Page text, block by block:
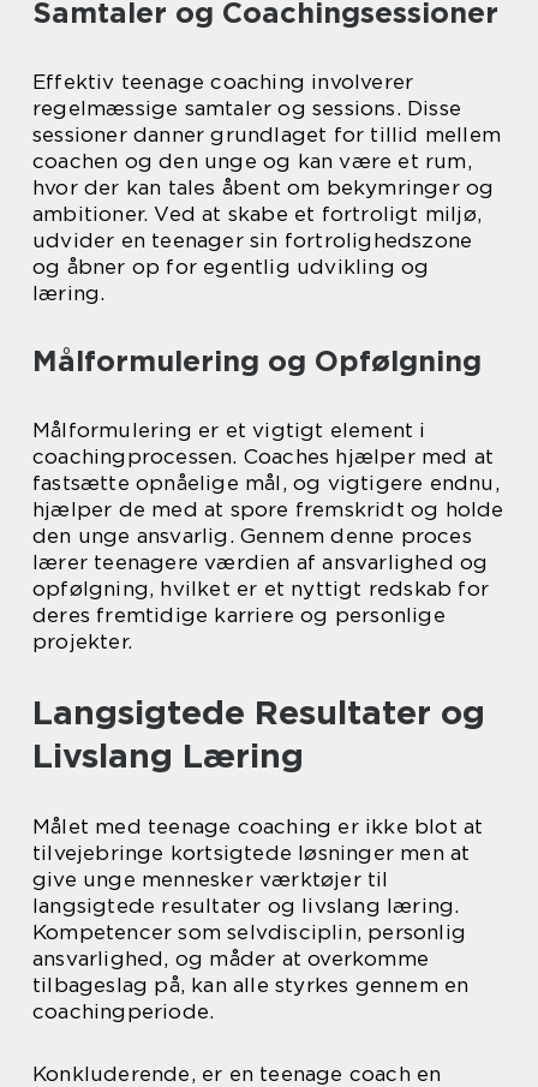
Samtaler og Coachingsessioner
Effektiv teenage coaching involverer
regelmæssige samtaler og sessions. Disse
sessioner danner grundlaget for tillid mellem
coachen og den unge og kan være et rum,
hvor der kan tales åbent om bekymringer og
ambitioner. Ved at skabe et fortroligt miljø,
udvider en teenager sin fortrolighedszone
og åbner op for egentlig udvikling og
læring.
Målformulering og Opfølgning
Målformulering er et vigtigt element i
coachingprocessen. Coaches hjælper med at
fastsætte opnåelige mål, og vigtigere endnu,
hjælper de med at spore fremskridt og holde
den unge ansvarlig. Gennem denne proces
lærer teenagere værdien af ansvarlighed og
opfølgning, hvilket er et nyttigt redskab for
deres fremtidige karriere og personlige
projekter.
Langsigtede Resultater og
Livslang Læring
Målet med teenage coaching er ikke blot at
tilvejebringe kortsigtede løsninger men at
give unge mennesker værktøjer til
langsigtede resultater og livslang læring.
Kompetencer som selvdisciplin, personlig
ansvarlighed, og måder at overkomme
tilbageslag på, kan alle styrkes gennem en
coachingperiode.
Konkluderende, er en teenage coach en